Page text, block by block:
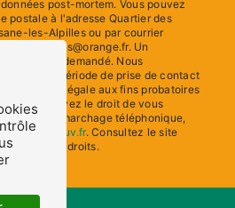
post-mortem. Vous pouvez
postale à l'adresse Quartier des
les-Alpilles ou par courrier
Un
vous être demandé. Nous
pendant la période de prise de contact
prescription légale aux fins probatoires
Vous avez le droit de vous
au démarchage téléphonique,
Bloctel.gouv.fr. Consultez le site
sur vos droits.